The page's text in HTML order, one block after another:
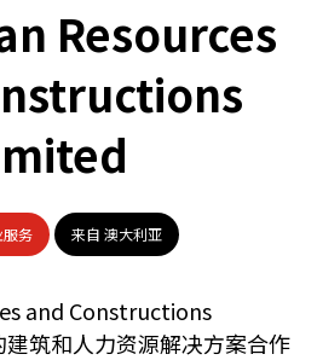
Resources
务 来自 澳大利亚
and Constructions
筑和人力资源解决方案合作